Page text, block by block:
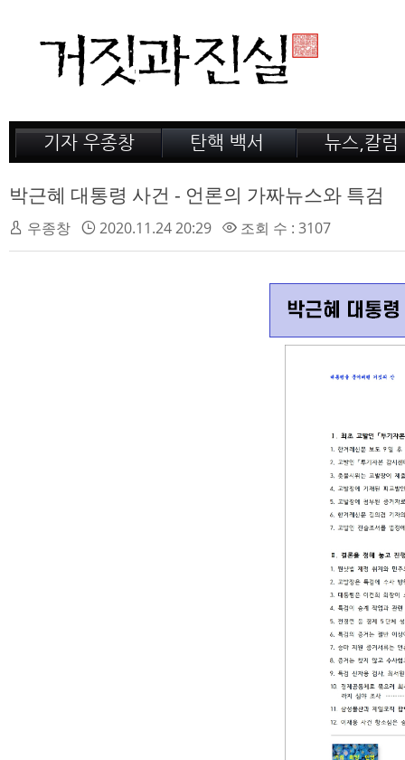
기자 우종창
저서 소개
감옥 이야기
탄핵 백서
거짓의 산
법정 녹취록
인터뷰
뉴스,칼럼
공지,새소식
정계 비화
전문가 칼럼
박근혜 대통령 사건 - 언론의 가짜뉴스와 특검
우종창 2020.11.24 20:29 조회 수 : 3107